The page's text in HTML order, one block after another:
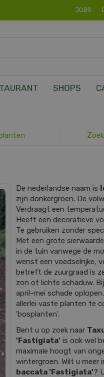
JOBS
SHOPS
De nederlandse naam is
zijn donkergroen. De
Verdraagt een
Heeft een decoratieve
Te gebruiken zonder
Met een grote
in de tuin vanwege de
wenst een voedselrijke,
betreft de zuurgraad is
zon of lichte schaduw.
april-mei schade
allerlei vaste planten te
'bosplanten'.
Bent u op zoek naar
'Fastigiata' is ook wel
maximale hoogt van
wintergroen. Wilt u
baccata 'Fastigiata'?